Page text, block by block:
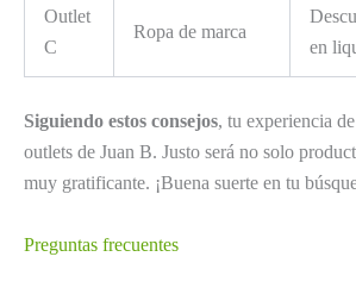
Outlet
C
Ropa de marca
en
Siguiendo estos consejos, tu experiencia
outlets de Juan B. Justo será no solo
muy gratificante. ¡Buena suerte en tu
Preguntas frecuentes